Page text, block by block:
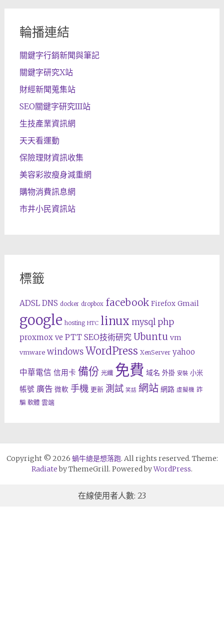
輪播連結
關鍵字行銷新聞與筆記
關鍵字研究X站
財經新聞蒐集站
SEO關鍵字研究III站
生技產業資訊網
天天看運動
保險理財資訊收集
美容彩妝瘦身減重網
購物消費訊息網
市井小民資訊站
標籤
ADSL DNS docker dropbox facebook Firefox Gmail
google hosting HTC linux mysql php
proxmox ve PTT SEO技術研究 Ubuntu vm
vmware windows WordPress XenServer yahoo
中華電信 信用卡 備份 光纖 免費 域名 外掛 安裝 小米
帳號 廣告 微軟 手機 更新 測試 笑話 網站 網路 虛擬機 詐
騙 軟體 雲端
Copyright © 2026 蝸牛總是想落跑. All rights reserved. Theme:
Radiateby ThemeGrill. Powered byWordPress.
在線使用者人數: 23